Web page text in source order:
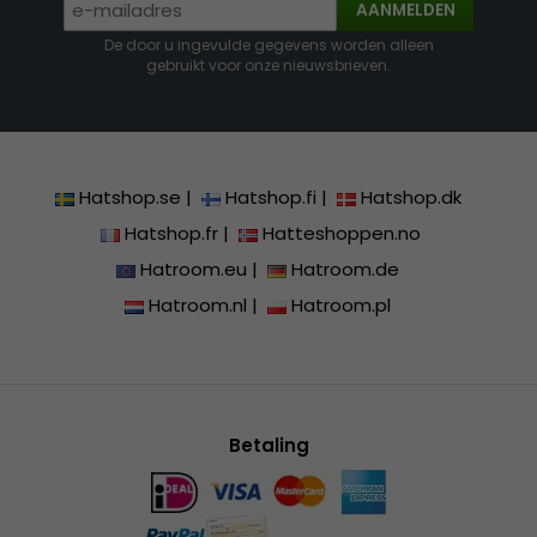
AANMELDEN
De door u ingevulde gegevens worden alleen
gebruikt voor onze nieuwsbrieven.
Hatshop.se | Hatshop.fi |
Hatshop.dk
Hatshop.fr|
Hatteshoppen.no
Hatroom.eu |
Hatroom.de
Hatroom.nl | Hatroom.pl
Betaling